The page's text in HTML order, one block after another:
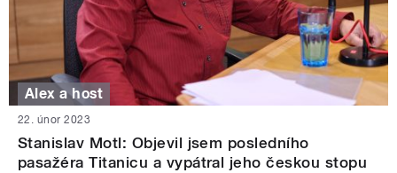
Alex a host
22. únor 2023
Stanislav Motl: Objevil jsem posledního
pasažéra Titanicu a vypátral jeho českou stopu